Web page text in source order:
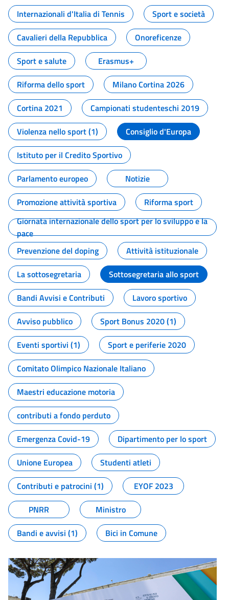
Internazionali d'Italia di Tennis
Sport e società
Cavalieri della Repubblica
Onoreficenze
Sport e salute
Erasmus+
Riforma dello sport
Milano Cortina 2026
Cortina 2021
Campionati studenteschi 2019
Violenza nello sport (1)
Consiglio d'Europa
Istituto per il Credito Sportivo
Parlamento europeo
Notizie
Promozione attività sportiva
Riforma sport
Giornata internazionale dello sport per lo sviluppo e la
pace
Prevenzione del doping
Attività istituzionale
La sottosegretaria
Sottosegretaria allo sport
Bandi Avvisi e Contributi
Lavoro sportivo
Avviso pubblico
Sport Bonus 2020 (1)
Eventi sportivi (1)
Sport e periferie 2020
Comitato Olimpico Nazionale Italiano
Maestri educazione motoria
contributi a fondo perduto
Emergenza Covid-19
Dipartimento per lo sport
Unione Europea
Studenti atleti
Contributi e patrocini (1)
EYOF 2023
PNRR
Ministro
Bandi e avvisi (1)
Bici in Comune